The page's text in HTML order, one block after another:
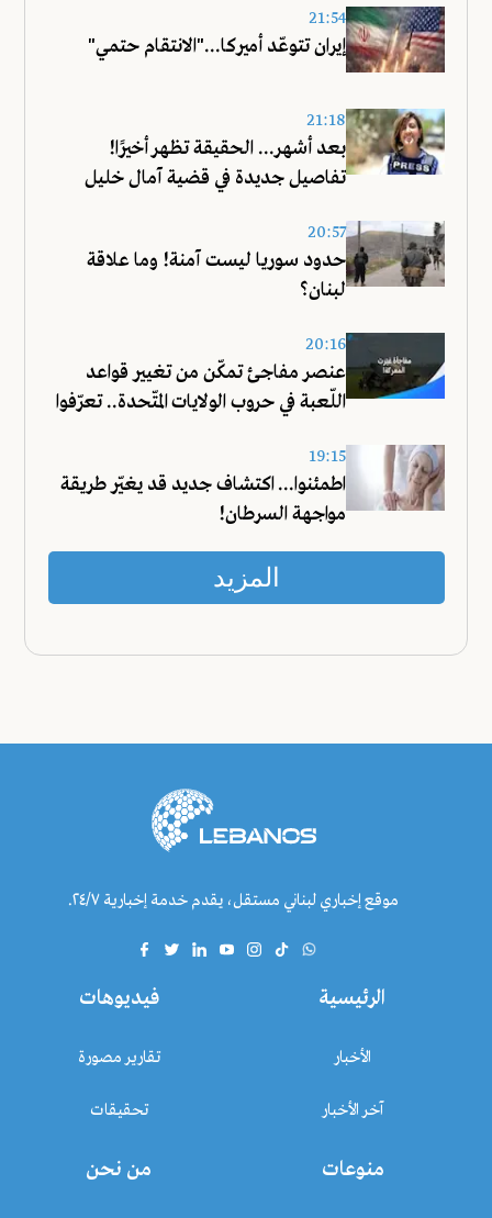
21:54
إيران تتوعّد أميركا..."الانتقام حتمي"
21:18
بعد أشهر... الحقيقة تظهر أخيرًا!
تفاصيل جديدة في قضية آمال خليل
20:57
حدود سوريا ليست آمنة! وما علاقة
لبنان؟
20:16
عنصر مفاجئ تمكّن من تغيير قواعد
اللّعبة في حروب الولايات المتّحدة.. تعرّفوا
19:15
اطمئنوا... اكتشاف جديد قد يغيّر طريقة
مواجهة السرطان!
المزيد
موقع إخباري لبناني مستقل، يقدم خدمة إخبارية ٢٤/٧.
الرئيسية
الأخبار
آخر الأخبار
فيديوهات
تقارير مصورة
تحقيقات
منوعات من نحن